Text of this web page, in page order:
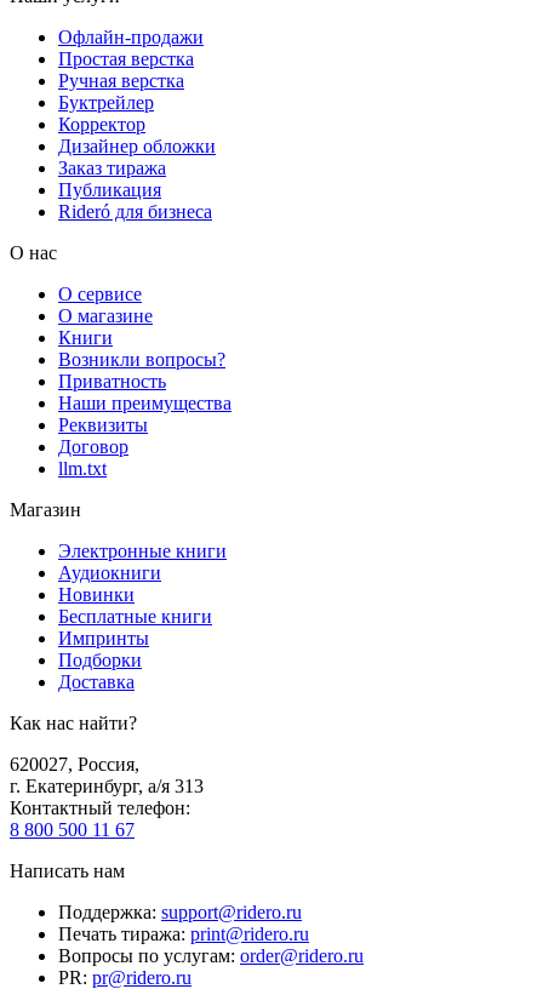
Офлайн-продажи
Простая верстка
Ручная верстка
Буктрейлер
Корректор
Дизайнер обложки
Заказ тиража
Публикация
Rideró для бизнеса
О нас
О сервисе
О магазине
Книги
Возникли вопросы?
Приватность
Наши преимущества
Реквизиты
Договор
llm.txt
Магазин
Электронные книги
Аудиокниги
Новинки
Бесплатные книги
Импринты
Подборки
Доставка
Как нас найти?
620027, Россия,
г. Екатеринбург, а/я 313
Контактный телефон:
8 800 500 11 67
Написать нам
Поддержка: support@ridero.ru
Печать тиража: print@ridero.ru
Вопросы по услугам: order@ridero.ru
PR: pr@ridero.ru